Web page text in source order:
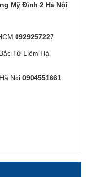
Mỹ Đình 2 Hà Nội
0929257227
Từ Liêm Hà
Nội 0904551661